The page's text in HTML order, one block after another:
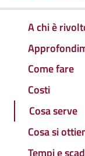
A chi è
Come fare
Costi
Cosa serve
Cosa si
Tempi e